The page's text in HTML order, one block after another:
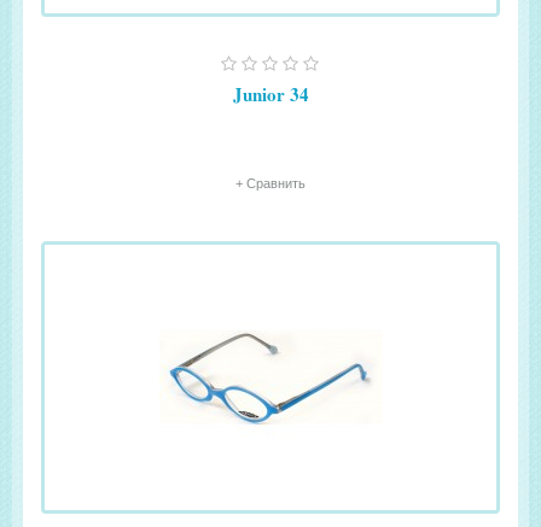
Junior 34
+ Сравнить